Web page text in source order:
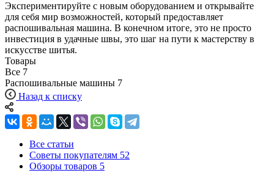
Экспериментируйте с новым оборудованием и открывайте
для себя мир возможностей, который предоставляет
распошивальная машина. В конечном итоге, это не просто
инвестиция в удачные швы, это шаг на пути к мастерству в
искусстве шитья.
Товары
Все 7
Распошивальные машины 7
Назад к списку
Все статьи
Советы покупателям 52
Обзоры товаров 5